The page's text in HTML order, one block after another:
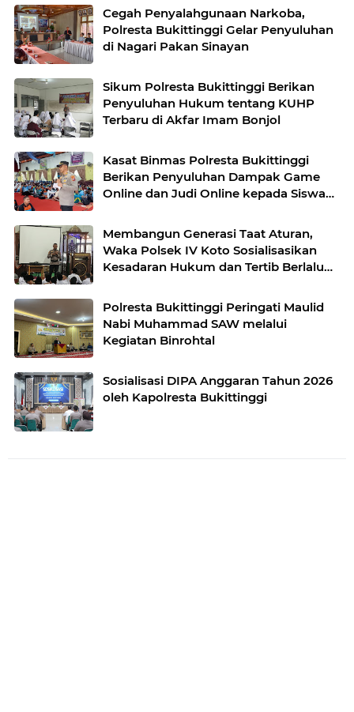
Cegah Penyalahgunaan Narkoba,
Polresta Bukittinggi Gelar Penyuluhan
di Nagari Pakan Sinayan
Sikum Polresta Bukittinggi Berikan
Penyuluhan Hukum tentang KUHP
Terbaru di Akfar Imam Bonjol
Kasat Binmas Polresta Bukittinggi
Berikan Penyuluhan Dampak Game
Online dan Judi Online kepada Siswa
Membangun Generasi Taat Aturan,
Waka Polsek IV Koto Sosialisasikan
Kesadaran Hukum dan Tertib Berlalu
Polresta Bukittinggi Peringati Maulid
Nabi Muhammad SAW melalui
Kegiatan Binrohtal
Sosialisasi DIPA Anggaran Tahun 2026
oleh Kapolresta Bukittinggi